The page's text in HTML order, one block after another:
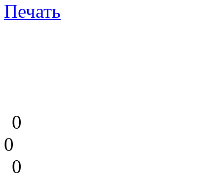
Печать
0
0
0